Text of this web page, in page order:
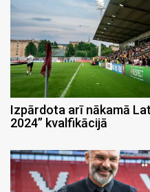
Izpārdota arī nākamā
2024” kvalfikācijā